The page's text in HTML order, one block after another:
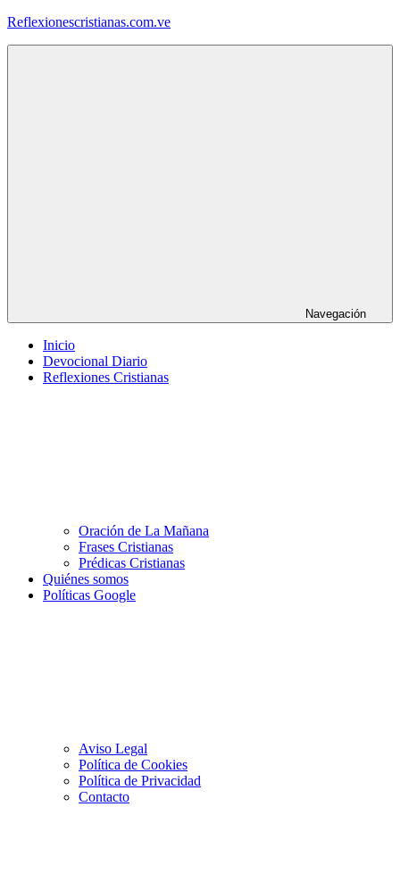
Saltar
Reflexionescristianas.com.ve
Navegación
Inicio
Devocional Diario
Reflexiones Cristianas
Oración de La Mañana
Frases Cristianas
Prédicas Cristianas
Quiénes somos
Políticas Google
Aviso Legal
Política de Cookies
Política de Privacidad
Contacto